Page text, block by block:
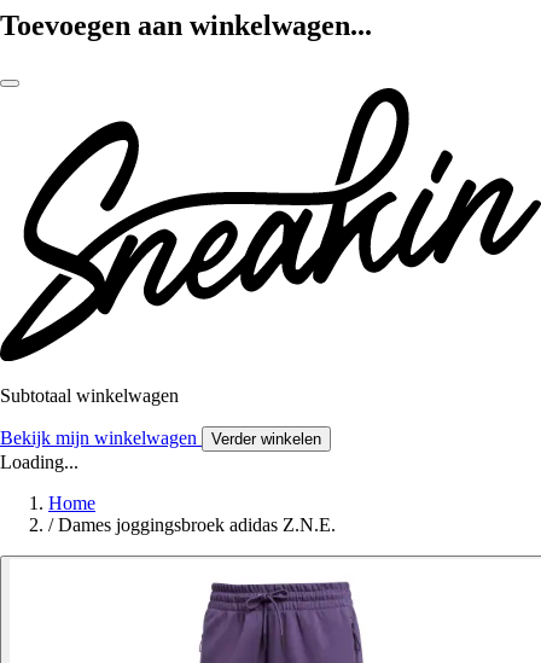
Toevoegen aan winkelwagen...
Subtotaal winkelwagen
Bekijk mijn winkelwagen Verder winkelen
Loading...
Home
/ Dames joggingsbroek adidas Z.N.E.